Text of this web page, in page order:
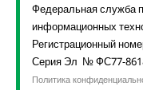
Федеральная служба
информационных
Регистрационный
Серия Эл № ФС77-
Политика